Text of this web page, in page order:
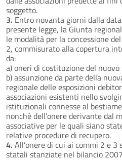
soggetto.
3. Entro novanta giorni dalla
presente legge, la Giunta
le modalità per la concessione
2, commisurato alla copertura
da:
a) oneri di costituzione del nuovo
b) assunzione da parte della
regionale delle esposizioni
associazioni esistenti nello
istituzionali connesse al
nonché dell’onere derivante dal
associative per le quali siano
relative procedure di recupero.
4. All’onere di cui ai commi 2 e
statali stanziate nel bilancio